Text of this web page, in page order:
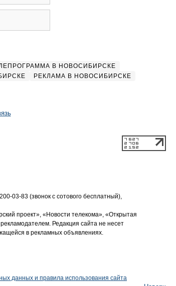
В НОВОСИБИРСКЕ
РЕКЛАМА В НОВОСИБИРСКЕ
03-83 (звонок с сотового бесплатный),
проект», «Новости телекома», «Открытая
Редакция сайта не несет
в рекламных объявлениях.
данных и правила использования сайта